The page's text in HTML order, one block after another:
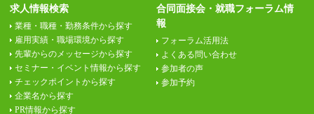
求人情報検索
業種・職種・勤務条件から探す
雇用実績・職場環境から探す
先輩からのメッセージから探す
セミナー・イベント情報から探す
チェックポイントから探す
企業名から探す
PR情報から探す
合同面接会・就職フォーラム情
報
フォーラム活用法
よくある問い合わせ
参加者の声
参加予約